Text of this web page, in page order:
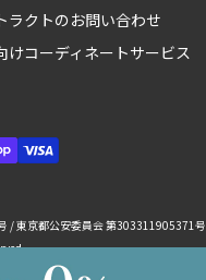
ラクトのお問い合わせ
けコーディネートサービス
/ 東京都公安委員会 第303311905371号